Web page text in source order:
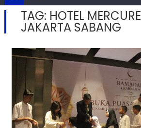
TAG: HOTEL MERCURE
JAKARTA SABANG